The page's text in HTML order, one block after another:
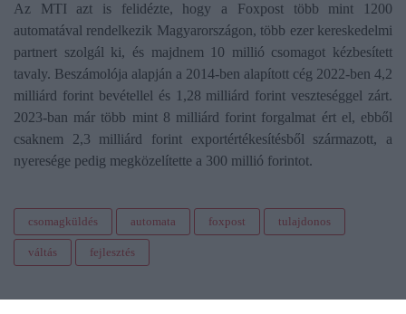
Az MTI azt is felidézte, hogy a Foxpost több mint 1200
automatával rendelkezik Magyarországon, több ezer kereskedelmi
partnert szolgál ki, és majdnem 10 millió csomagot kézbesített
tavaly. Beszámolója alapján a 2014-ben alapított cég 2022-ben 4,2
milliárd forint bevétellel és 1,28 milliárd forint veszteséggel zárt.
2023-ban már több mint 8 milliárd forint forgalmat ért el, ebből
csaknem 2,3 milliárd forint exportértékesítésből származott, a
nyeresége pedig megközelítette a 300 millió forintot.
csomagküldés automata foxpost tulajdonos
váltás fejlesztés